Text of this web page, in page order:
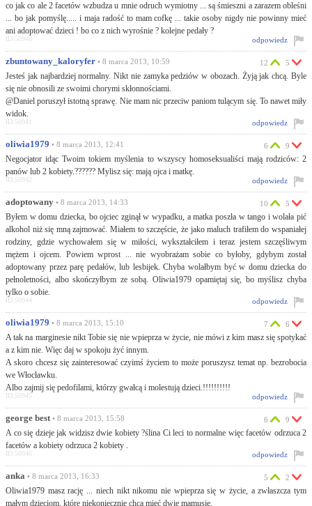
co jak co ale 2 facetów wzbudza u mnie odruch wymiotny ... są śmieszni a zarazem obleśni
... bo jak pomyślę..... i maja radość to mam cofkę ... takie osoby nigdy nie powinny mieć
ani adoptować dzieci ! bo co z nich wyrośnie ? kolejne pedały ?
odpowiedz
ID:50940
zbuntowany_kaloryfer • 8 marca 2013, 10:59
Jesteś jak najbardziej normalny. Nikt nie zamyka pedziów w obozach. Żyją jak chcą. Byle
się nie obnosili ze swoimi chorymi skłonnościami.
@Daniel poruszył istotną sprawę. Nie mam nic przeciw paniom tulącym się. To nawet miły
widok.
12 5
odpowiedz
ID:50941
oliwia1979 • 8 marca 2013, 12:41
Negocjator idąc Twoim tokiem myślenia to wszyscy homoseksualiści mają rodziców: 2
panów lub 2 kobiety.?????? Mylisz się: mają ojca i matkę.
6 9
odpowiedz
ID:50942
adoptowany • 8 marca 2013, 14:33
Byłem w domu dziecka, bo ojciec zginął w wypadku, a matka poszła w tango i wolała pić
alkohol niż się mną zajmować. Miałem to szczęście, że jako maluch trafiłem do wspaniałej
rodziny, gdzie wychowałem się w miłości, wykształciłem i teraz jestem szczęśliwym
mężem i ojcem. Powiem wprost ... nie wyobrażam sobie co byłoby, gdybym został
adoptowany przez parę pedałów, lub lesbijek. Chyba wolałbym być w domu dziecka do
pełnoletności, albo skończyłbym ze sobą. Oliwia1979 opamiętaj się, bo myślisz chyba
tylko o sobie.
10 5
odpowiedz
ID:50944
oliwia1979 • 8 marca 2013, 15:10
A tak na marginesie nikt Tobie się nie wpieprza w życie, nie mówi z kim masz się spotykać
a z kim nie. Więc daj w spokoju żyć innym.
A skoro chcesz się zainteresować czyimś życiem to może poruszysz temat np. bezrobocia
we Włocławku.
Albo zajmij się pedofilami, którzy gwałcą i molestują dzieci.!!!!!!!!!!
7 6
odpowiedz
ID:50945
george best • 8 marca 2013, 15:58
A co się dzieje jak widzisz dwie kobiety ?ślina Ci leci to normalne więc facetów odrzuca 2
facetów a kobiety odrzuca 2 kobiety .
6 9
odpowiedz
ID:50946
anka • 8 marca 2013, 16:33
Oliwia1979 masz rację ... niech nikt nikomu nie wpieprza się w życie, a zwłaszcza tym
małym dzieciom, które niekoniecznie chcą mieć dwie mamusie.
5 2